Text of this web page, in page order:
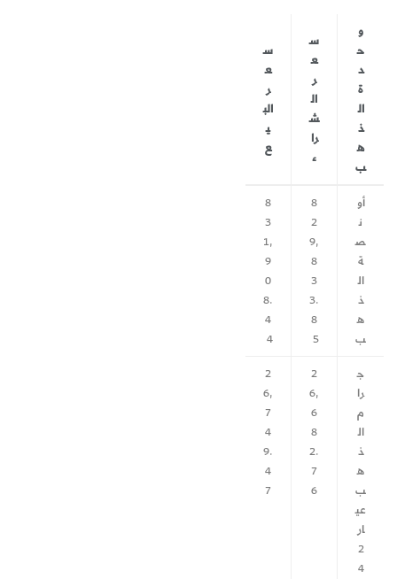
و
ح
د
ة
ال
ذ
ه
ب
س
ع
ر
ال
ش
را
ء
س
ع
ر
الب
ي
ع
أو
ن
ص
ة
ال
ذ
ه
ب
8
2
9,
8
3
3.
8
5
8
3
1,
9
0
8.
4
4
ج
را
م
ال
ذ
ه
ب
عي
ار
2
4
2
6,
6
8
2.
7
6
2
6,
7
4
9.
4
7